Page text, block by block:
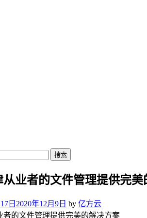
业者的文件管理提供完美
日 2020年12月9日 by 亿方云